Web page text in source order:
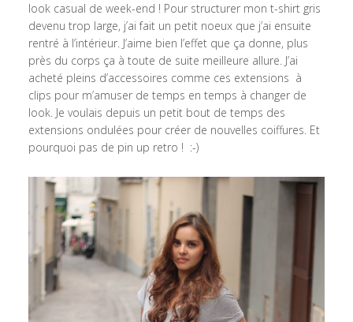
look casual de week-end ! Pour structurer mon t-shirt gris
devenu trop large, j’ai fait un petit noeux que j’ai ensuite
rentré à l’intérieur. J’aime bien l’effet que ça donne, plus
près du corps ça à toute de suite meilleure allure. J’ai
acheté pleins d’accessoires comme ces extensions à
clips pour m’amuser de temps en temps à changer de
look. Je voulais depuis un petit bout de temps des
extensions ondulées pour créer de nouvelles coiffures. Et
pourquoi pas de pin up retro ! :-)